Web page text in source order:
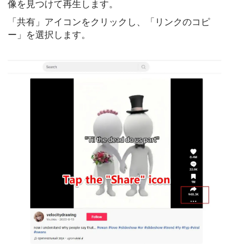
像を見つけて再生します。
「共有」アイコンをクリックし、「リンクのコピ
ー」を選択します。